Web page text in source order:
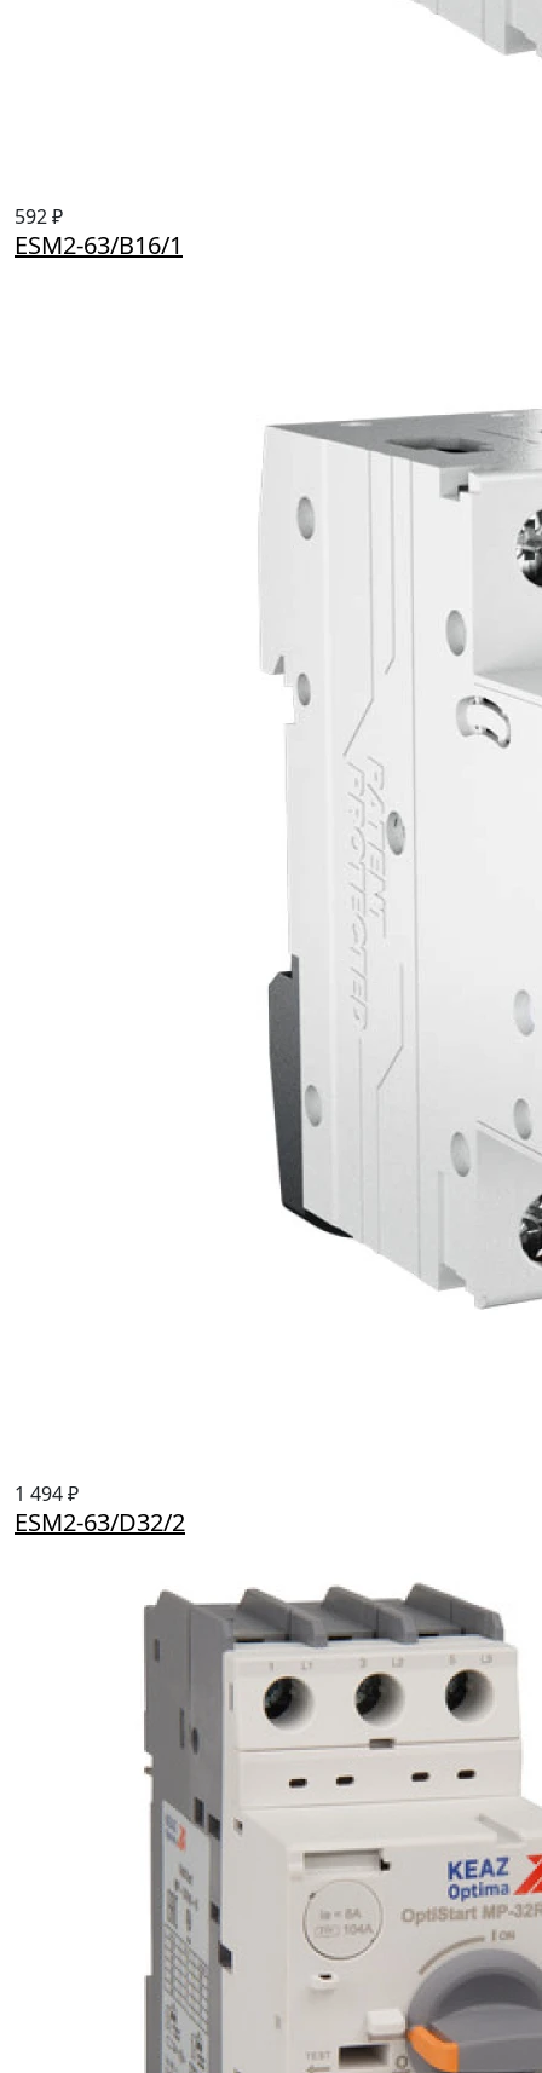
592 ₽
ESM2-63/B16/1
1 494 ₽
ESM2-63/D32/2